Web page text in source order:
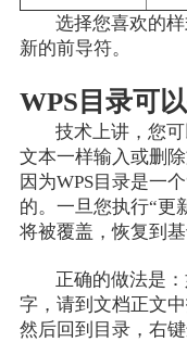
选择您喜欢的
新的前导符。
WPS目录可
技术上讲，您
文本一样输入或删
因为WPS目录是一
的。一旦您执行“更
将被覆盖，恢复到
正确的做法是
字，请到文档正文
然后回到目录，右